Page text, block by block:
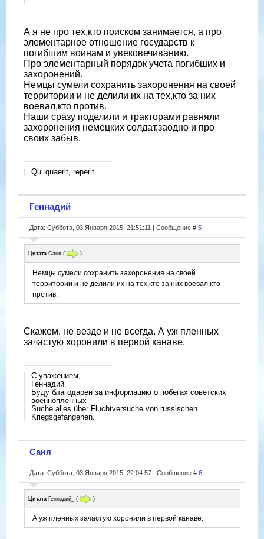
А я не про тех,кто поиском занимается, а про
элементарное отношение государств к
погибшим воинам и увековечиванию.
Про элементарный порядок учета погибших и
захоронений.
Немцы сумели сохранить захоронения на своей
территории и не делили их на тех,кто за них
воевал,кто против.
Наши сразу поделили и тракторами равняли
захоронения немецких солдат,заодно и про
своих забыв.
Qui quaerit, reperit
Геннадий
Дата: Суббота, 03 Января 2015, 21:51:11 | Сообщение # 5
Цитата Саня ( )
Немцы сумели сохранить захоронения на своей
территории и не делили их на тех,кто за них воевал,кто
против.
Скажем, не везде и не всегда. А уж пленных
зачастую хоронили в первой канаве.
С уважением,
Геннадий
Буду благодарен за информацию о побегах советских
военнопленных
Suche alles über Fluchtversuche von russischen
Kriegsgefangenen.
Саня
Дата: Суббота, 03 Января 2015, 22:04:57 | Сообщение # 6
Цитата Геннадий_ ( )
А уж пленных зачастую хоронили в первой канаве.